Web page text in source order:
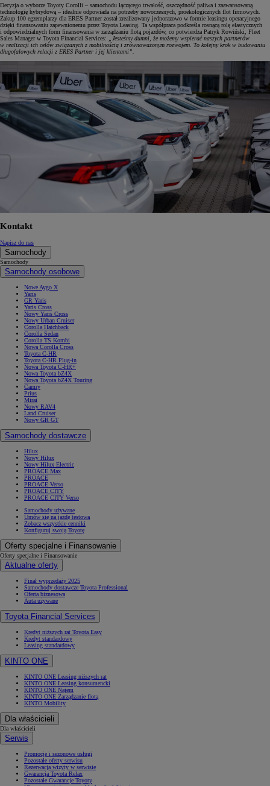
Decyzja o wyborze Toyoty Corolli – samochodu łączącego trwałość, oszczędność paliwa i zaawansowaną
technologię hybrydową – idealnie odpowiada na potrzeby nowoczesnych, proekologicznych flot firmowych.
Zakup 100 egzemplarzy dla ERES Partner został zrealizowany jednorazowo w formie leasingu operacyjnego
dzięki finansowaniu zapewnionemu przez Toyota Leasing. Ta współpraca podkreśla rosnącą rolę elastycznych
i odpowiedzialnych form finansowania w zarządzaniu flotą pojazdów, co potwierdza Patryk Rowiński, Fleet
Sales Manager w Toyota Financial Services:
„Jesteśmy dumni, że możemy wspierać naszych partnerów
w realizacji ich celów związanych z mobilnością i zrównoważonym rozwojem. To kolejny krok w budowaniu
długofalowych relacji z ERES Partner i jej klientami”.
Kontakt
Napisz do nas
Samochody
Samochody
Samochody osobowe
Nowe Aygo X
Yaris
GR Yaris
Yaris Cross
Nowy Yaris Cross
Nowy Urban Cruiser
Corolla Hatchback
Corolla Sedan
Corolla TS Kombi
Nowa Corolla Cross
Toyota C-HR
Toyota C-HR Plug-in
Nowa Toyota C-HR+
Nowa Toyota bZ4X
Nowa Toyota bZ4X Touring
Camry
Prius
Mirai
Nowy RAV4
Land Cruiser
Nowy GR GT
Samochody dostawcze
Hilux
Nowy Hilux
Nowy Hilux Electric
PROACE Max
PROACE
PROACE Verso
PROACE CITY
PROACE CITY Verso
Samochody używane
Umów się na jazdę testową
Zobacz wszystkie cenniki
Konfiguruj swoją Toyotę
Oferty specjalne i Finansowanie
Oferty specjalne i Finansowanie
Aktualne oferty
Finał wyprzedaży 2025
Samochody dostawcze Toyota Professional
Oferta biznesowa
Auta używane
Toyota Financial Services
Kredyt niższych rat Toyota Easy
Kredyt standardowy
Leasing standardowy
KINTO ONE
KINTO ONE Leasing niższych rat
KINTO ONE Leasing konsumencki
KINTO ONE Najem
KINTO ONE Zarządzanie flotą
KINTO Mobility
Dla właścicieli
Dla właścicieli
Serwis
Promocje i sezonowe usługi
Pozostałe oferty serwisu
Rezerwacja wizyty w serwisie
Gwarancja Toyota Relax
Pozostałe Gwarancje Toyoty